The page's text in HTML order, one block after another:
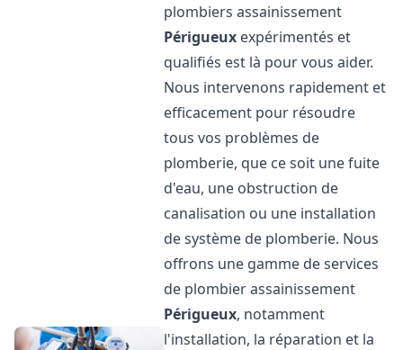
plombiers assainissement
Périgueux expérimentés et
qualifiés est là pour vous aider.
Nous intervenons rapidement et
efficacement pour résoudre
tous vos problèmes de
plomberie, que ce soit une fuite
d'eau, une obstruction de
canalisation ou une installation
de système de plomberie. Nous
offrons une gamme de services
de plombier assainissement
Périgueux, notamment
l'installation, la réparation et la